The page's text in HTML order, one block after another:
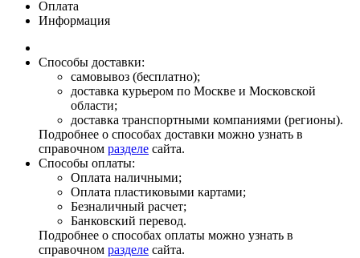
Оплата
Информация
Способы доставки:
самовывоз (бесплатно);
доставка курьером по Москве и Московской
области;
доставка транспортными компаниями (регионы).
Подробнее о способах доставки можно узнать в
справочном разделе сайта.
Способы оплаты:
Оплата наличными;
Оплата пластиковыми картами;
Безналичный расчет;
Банковский перевод.
Подробнее о способах оплаты можно узнать в
справочном разделе сайта.